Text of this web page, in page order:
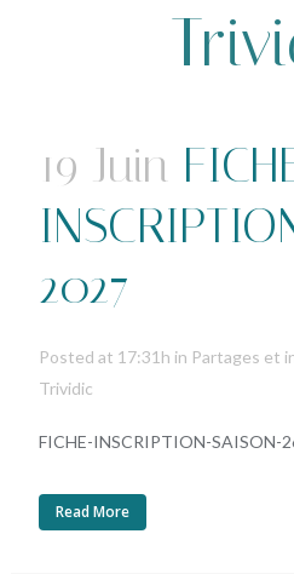
19 Juin
2027
Posted at 17:31h in Partages et
Trividic
FICHE-INSCRIPTION-SAISON-
Read More